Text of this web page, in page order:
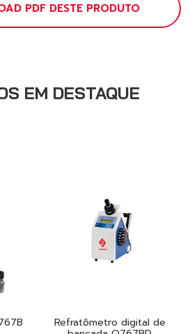
PDF DESTE PRODUTO
EM DESTAQUE
Refratômetro digital de